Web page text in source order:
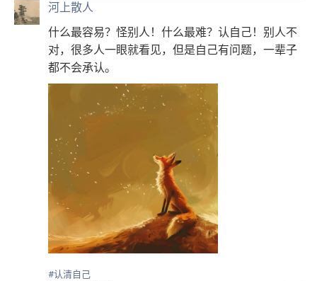
河上散人
什么最容易？怪别人！什么最难？认自己！别人不
对，很多人一眼就看见，但是自己有问题，一辈子
都不会承认。
#认清自己